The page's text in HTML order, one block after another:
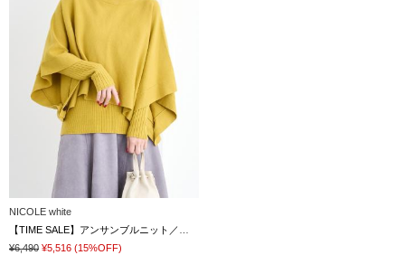
NICOLE white
¥6,490 ¥5,516 (15%OFF)